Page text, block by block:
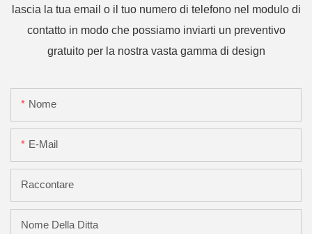
lascia la tua email o il tuo numero di telefono nel modulo di
contatto in modo che possiamo inviarti un preventivo
gratuito per la nostra vasta gamma di design
Nome
E-Mail
Raccontare
Nome Della Ditta